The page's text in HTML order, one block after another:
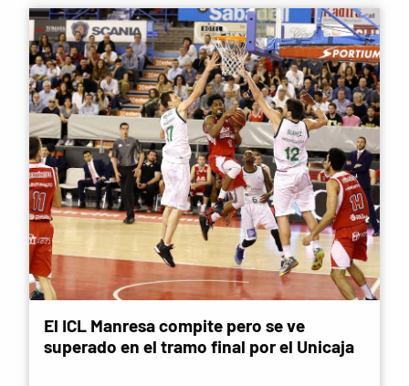
El ICL Manresa compite pero se ve
superado en el tramo final por el Unicaja